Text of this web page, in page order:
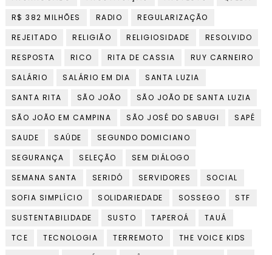
R$ 382 MILHÕES
RADIO
REGULARIZAÇÃO
REJEITADO
RELIGIÃO RELIGIOSIDADE
RESOLVIDO
RESPOSTA
RICO RITA DE CASSIA
RUY CARNEIRO
SALÁRIO
SALÁRIO EM DIA
SANTA LUZIA
SANTA RITA
SÃO JOÃO
SÃO JOÃO DE SANTA LUZIA
SÃO JOÃO EM CAMPINA
SÃO JOSÉ DO SABUGI
SAPÉ
SAUDE
SAÚDE
SEGUNDO DOMICIANO
SEGURANÇA
SELEÇÃO
SEM DIÁLOGO
SEMANA SANTA
SERIDÓ SERVIDORES
SOCIAL
SOFIA SIMPLÍCIO
SOLIDARIEDADE SOSSEGO
STF
SUSTENTABILIDADE
SUSTO TAPEROÁ
TAUÁ
TCE
TECNOLOGIA TERREMOTO
THE VOICE KIDS